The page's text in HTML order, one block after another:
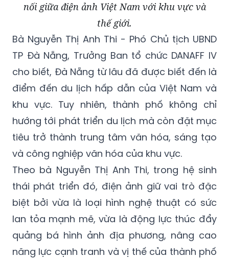
nối giữa điện ảnh Việt Nam với khu vực và
thế giới.
Bà Nguyễn Thị Anh Thi - Phó Chủ tịch UBND
TP Đà Nẵng, Trưởng Ban tổ chức DANAFF IV
cho biết, Đà Nẵng từ lâu đã được biết đến là
điểm đến du lịch hấp dẫn của Việt Nam và
khu vực. Tuy nhiên, thành phố không chỉ
hướng tới phát triển du lịch mà còn đặt mục
tiêu trở thành trung tâm văn hóa, sáng tạo
và công nghiệp văn hóa của khu vực.
Theo bà Nguyễn Thị Anh Thi, trong hệ sinh
thái phát triển đó, điện ảnh giữ vai trò đặc
biệt bởi vừa là loại hình nghệ thuật có sức
lan tỏa mạnh mẽ, vừa là động lực thúc đẩy
quảng bá hình ảnh địa phương, nâng cao
năng lực cạnh tranh và vị thế của thành phố